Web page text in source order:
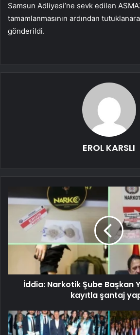
Samsun Adliyesi’ne sevk edilen
tamamlanmasının ardından
gönderildi.
EROL KARSLI
İddia: Narkotik Şube Başkan
kayıtla şantaj